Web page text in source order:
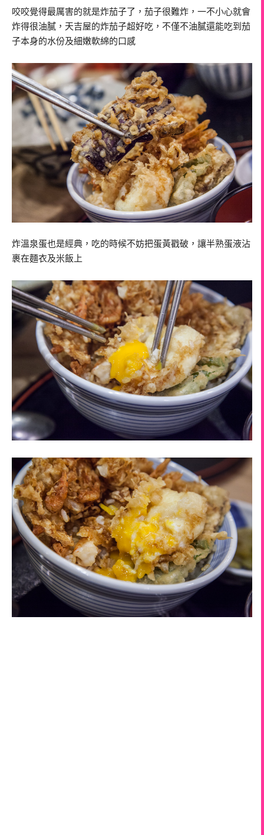
咬咬覺得最厲害的就是炸茄子了，茄子很難炸，一不小心就會
炸得很油膩，天吉屋的炸茄子超好吃，不僅不油膩還能吃到茄
子本身的水份及細嫩軟綿的口感
炸溫泉蛋也是經典，吃的時候不妨把蛋黃戳破，讓半熟蛋液沾
裹在麵衣及米飯上